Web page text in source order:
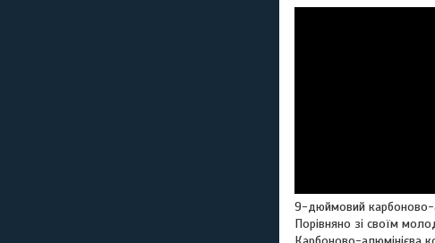
9-дюймовий карбоново-
Порівняно зі своїм